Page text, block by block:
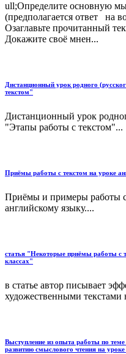
ull;Определите основную
(предполагается ответ на
Озаглавьте прочитанный
Докажите своё мнен...
Дистанционный урок родного
текстом"
Дистанционный урок
"Этапы работы с текстом"...
Приёмы работы с текстом на уроке
Приёмы и примеры работы с
английскому языку....
статья "Некоторые приёмы работы с
классах"
в статье автор писывает
художественными текстами
Выступление из опыта работы по
развитию смыслового чтения на